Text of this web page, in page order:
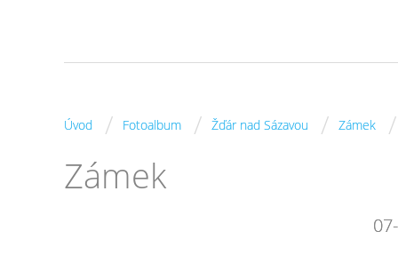
Úvod / Fotoalbum / Žďár nad Sázavou / Zámek /
Zámek